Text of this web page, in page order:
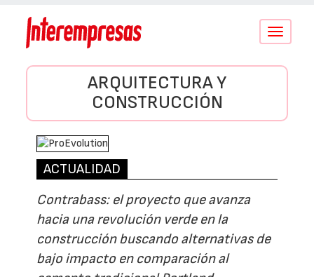
Conmutar
ARQUITECTURA Y
CONSTRUCCIÓN
ACTUALIDAD
Contrabass: el proyecto que avanza
hacia una revolución verde en la
construcción buscando alternativas de
bajo impacto en comparación al